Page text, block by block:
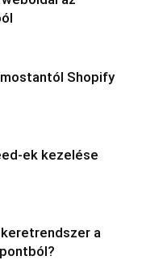
Shopify
ek kezelése
a